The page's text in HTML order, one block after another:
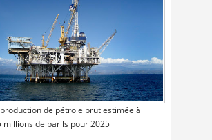
de pétrole brut estimée à
millions de barils pour 2025